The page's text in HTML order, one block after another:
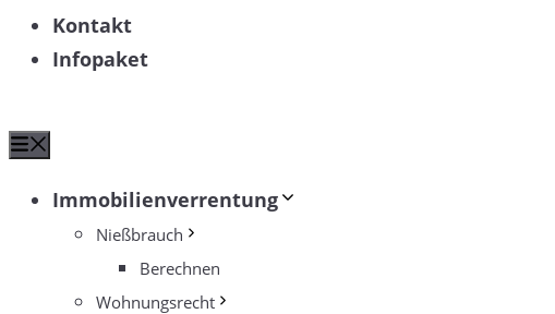
Kontakt
Infopaket
Immobilienverrentung
Nießbrauch
Berechnen
Wohnungsrecht